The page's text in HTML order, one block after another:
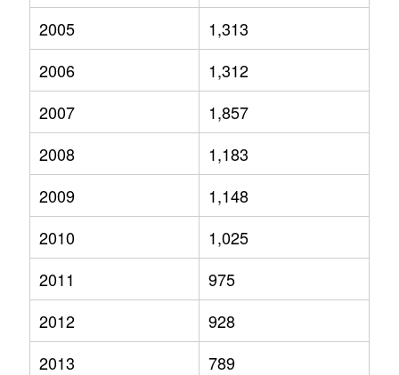
2005
1,313
2006
1,312
2007
1,857
2008
1,183
2009
1,148
2010
1,025
2011
975
2012
928
2013
789